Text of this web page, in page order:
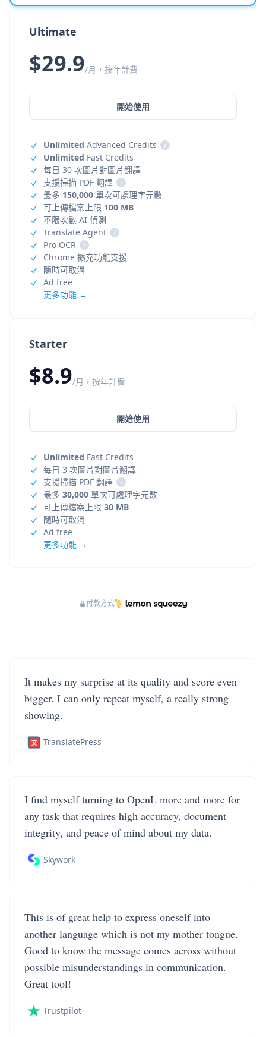
Starter
$8.9/月，按年計費
開始使用
Unlimited Fast Credits
每日 3 次圖片對圖片翻譯
支援掃描 PDF 翻譯
i
最多 30,000 單次可處理字元數
可上傳檔案上限 30 MB
隨時可取消
Ad free
更多功能 →
Ultimate
$29.9/月，按年計費
開始使用
Unlimited Advanced Credits
i
Unlimited Fast Credits
每日 30 次圖片對圖片翻譯
支援掃描 PDF 翻譯
i
最多 150,000 單次可處理字元數
可上傳檔案上限 100 MB
不限次數 AI 偵測
Translate Agent
i
Pro OCR
i
Chrome 擴充功能支援
隨時可取消
Ad free
更多功能 →
付款方式
It makes my surprise at its quality and score even
bigger. I can only repeat myself, a really strong
showing.
TranslatePress
I find myself turning to OpenL more and more for
any task that requires high accuracy, document
integrity, and peace of mind about my data.
Skywork
This is of great help to express oneself into
another language which is not my mother tongue.
Good to know the message comes across without
possible misunderstandings in communication.
Great tool!
Trustpilot